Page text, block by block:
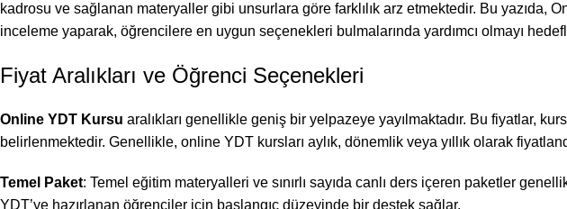
kadrosu ve sağlanan materyaller gibi unsurlara göre farklılık arz etmektedir. Bu yazıda,
inceleme yaparak, öğrencilere en uygun seçenekleri bulmalarında yardımcı olmayı
Fiyat Aralıkları ve Öğrenci Seçenekleri
Online YDT Kursu aralıkları genellikle geniş bir yelpazeye yayılmaktadır. Bu fiyatlar,
belirlenmektedir. Genellikle, online YDT kursları aylık, dönemlik veya yıllık olarak
Temel Paket: Temel eğitim materyalleri ve sınırlı sayıda canlı ders içeren paketler
YDT’ye hazırlanan öğrenciler için başlangıç düzeyinde bir destek sağlar.